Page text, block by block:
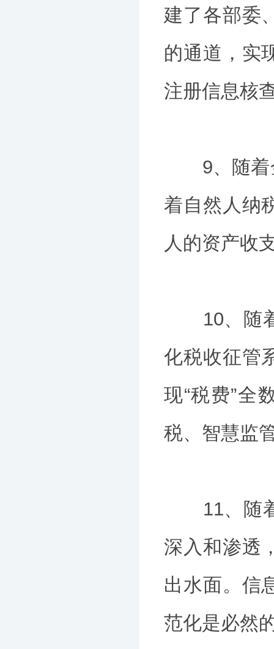
建了各部委
的通道，实
注册信息核
9、随着金
着自然人纳
人的资产收
10、随着
化税收征管
现“税费”全
税、智慧监
11、随着
深入和渗透
出水面。信
范化是必然